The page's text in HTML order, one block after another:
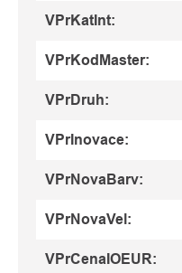
VPrKatInt:
VPrKodMaster:
VPrDruh:
VPrInovace:
VPrNovaBarv:
VPrNovaVel :
VPrCenaIOEUR: